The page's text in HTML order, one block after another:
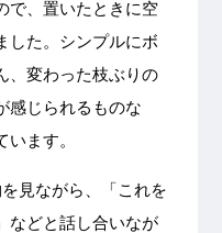
で、置いたときに空
した。シンプルにボ
、変わった枝ぶりの
感じられるものな
ます。
見ながら、「これを
などと話し合いなが